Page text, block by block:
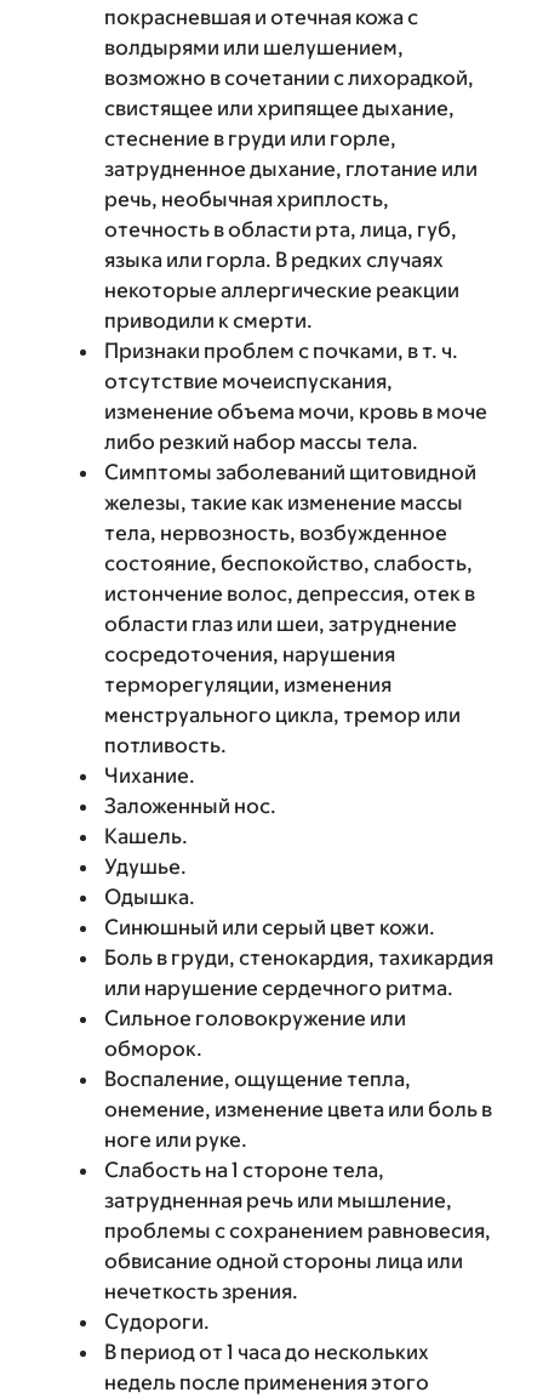
покрасневшая и отечная кожа с
волдырями или шелушением,
возможно в сочетании с лихорадкой,
свистящее или хрипящее дыхание,
стеснение в груди или горле,
затрудненное дыхание, глотание или
речь, необычная хриплость,
отечность в области рта, лица, губ,
языка или горла. В редких случаях
некоторые аллергические реакции
приводили к смерти.
Признаки проблем с почками, в т. ч.
отсутствие мочеиспускания,
изменение объема мочи, кровь в моче
либо резкий набор массы тела.
Симптомы заболеваний щитовидной
железы, такие как изменение массы
тела, нервозность, возбужденное
состояние, беспокойство, слабость,
истончение волос, депрессия, отек в
области глаз или шеи, затруднение
сосредоточения, нарушения
терморегуляции, изменения
менструального цикла, тремор или
потливость.
Чихание.
Заложенный нос.
Кашель.
Удушье.
Одышка.
Синюшный или серый цвет кожи.
Боль в груди, стенокардия, тахикардия
или нарушение сердечного ритма.
Сильное головокружение или
обморок.
Воспаление, ощущение тепла,
онемение, изменение цвета или боль в
ноге или руке.
Слабость на 1 стороне тела,
затрудненная речь или мышление,
проблемы с сохранением равновесия,
обвисание одной стороны лица или
нечеткость зрения.
Судороги.
В период от 1 часа до нескольких
недель после применения этого